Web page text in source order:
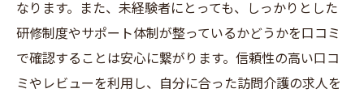
なります。また、未経験者にとっても、しっかりとした
研修制度やサポート体制が整っているかどうかを口コミ
で確認することは安心に繋がります。信頼性の高い口コ
ミやレビューを利用し、自分に合った訪問介護の求人を